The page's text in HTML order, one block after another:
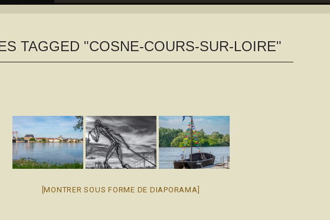
TAGGED "COSNE-COURS-SUR-LOIRE"
[MONTRER SOUS FORME DE DIAPORAMA]